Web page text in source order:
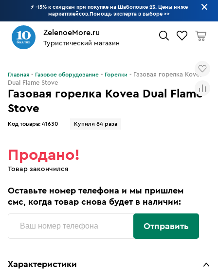
⚡ -15% к скидкам при покупке на Шаболовке 23. Цены ниже
маркетплейсов.Помощь эксперта в выборе >>
ZelenoeMore.ru
Туристический магазин
Газовая горелка Kovea Dual Flame
Stove
Код товара: 41630 Купили 84 раза
Главная Газовое оборудование Горелки
Газовая горелка Kovea
Dual Flame Stove
Продано!
Товар закончился
Оставьте номер телефона и мы пришлем
смс, когда товар снова будет в наличии:
Отправить
Характеристики